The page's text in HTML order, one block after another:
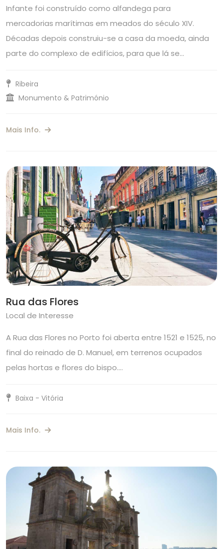
Infante foi construído como alfandega para
mercadorias marítimas em meados do século XIV.
Décadas depois construiu-se a casa da moeda, ainda
parte do complexo de edifícios, para que lá se…
Ribeira
Monumento & Património
Mais Info.
Rua das Flores
Local de Interesse
A Rua das Flores no Porto foi aberta entre 1521 e 1525, no
final do reinado de D. Manuel, em terrenos ocupados
pelas hortas e flores do bispo.…
Baixa - Vitória
Mais Info.